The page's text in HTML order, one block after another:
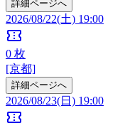
詳細ページへ
2026/08/22(土) 19:00
confirmation_number
0 枚
[京都]
詳細ページへ
2026/08/23(日) 19:00
confirmation_number